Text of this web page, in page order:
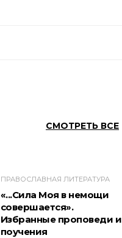
СМОТРЕТЬ ВСЕ
ПРАВОСЛАВНАЯ ЛИТЕРАТУРА
«...Сила Моя в немощи
совершается».
Избранные проповеди и
поучения